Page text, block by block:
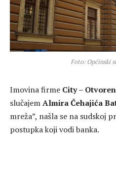
Foto: Općinski
Imovina firme City –
slučajemAlmira Čehajića
mreža”, našla se na sudskoj
postupka koji vodibanka.